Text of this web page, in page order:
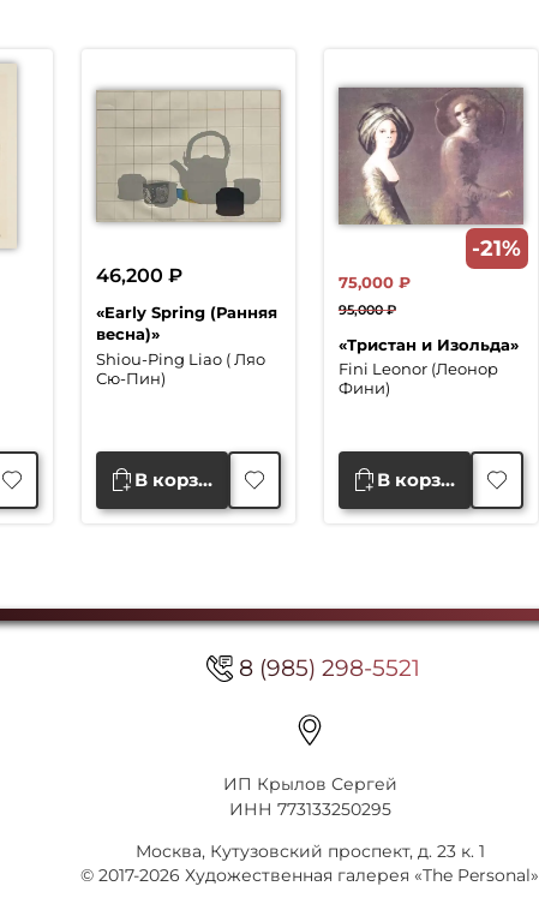
«Early Spring (Ранняя
весна)»
Shiou-Ping Liao ( Ляо
Сю-Пин)
46,200 ₽
В корзину
-21%
«Тристан и Изольда»
Fini Leonor (Леонор
Фини)
95,000₽
цена
составляла
75,000 ₽
цена:
75,000 ₽.
В корзину
8 (985) 298-5521
ИП Крылов Сергей
ИНН 773133250295
Москва, Кутузовский проспект, д. 23 к. 1
© 2017-2026 Художественная галерея «The Personal»